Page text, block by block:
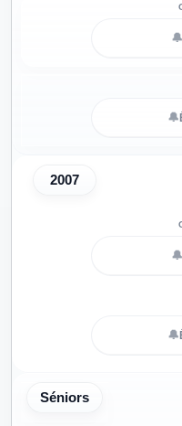
🔔
🔔
2007
🔔
🔔
Séniors